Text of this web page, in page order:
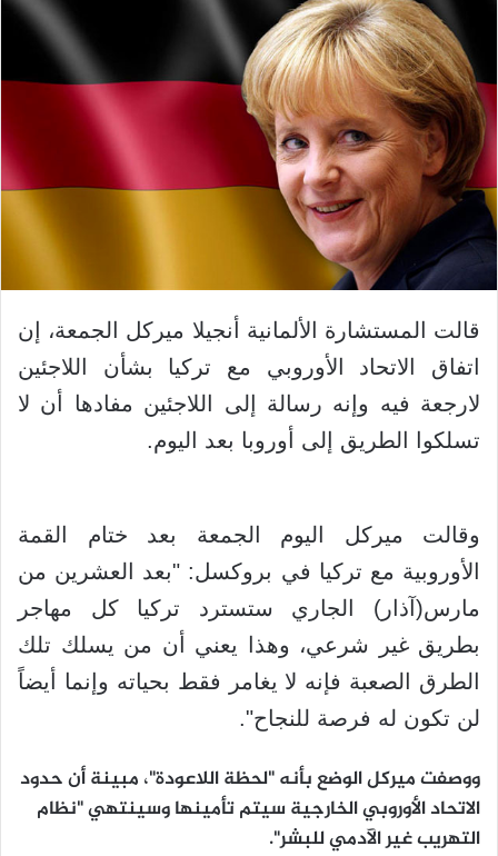
قالت المستشارة الألمانية أنجيلا ميركل الجمعة، إن
اتفاق الاتحاد الأوروبي مع تركيا بشأن اللاجئين
لارجعة فيه وإنه رسالة إلى اللاجئين مفادها أن لا
تسلكوا الطريق إلى أوروبا بعد اليوم.
وقالت ميركل اليوم الجمعة بعد ختام القمة
الأوروبية مع تركيا في بروكسل: "بعد العشرين من
مارس(آذار) الجاري ستسترد تركيا كل مهاجر
بطريق غير شرعي، وهذا يعني أن من يسلك تلك
الطرق الصعبة فإنه لا يغامر فقط بحياته وإنما أيضاً
لن تكون له فرصة للنجاح".
ووصفت ميركل الوضع بأنه "لحظة اللاعودة"، مبينة أن حدود
الاتحاد الأوروبي الخارجية سيتم تأمينها وسينتهي "نظام
التهريب غير الآدمي للبشر".